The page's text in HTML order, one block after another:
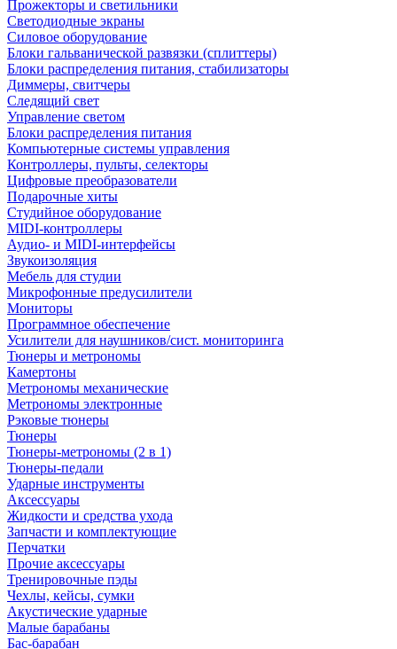
Прожекторы и светильники
Светодиодные экраны
Силовое оборудование
Блоки гальванической развязки (сплиттеры)
Блоки распределения питания, стабилизаторы
Диммеры, свитчеры
Следящий свет
Управление светом
Блоки распределения питания
Компьютерные системы управления
Контроллеры, пульты, селекторы
Цифровые преобразователи
Подарочные хиты
Студийное оборудование
MIDI-контроллеры
Аудио- и MIDI-интерфейсы
Звукоизоляция
Мебель для студии
Микрофонные предусилители
Мониторы
Программное обеспечение
Усилители для наушников/сист. мониторинга
Тюнеры и метрономы
Камертоны
Метрономы механические
Метрономы электронные
Рэковые тюнеры
Тюнеры
Тюнеры-метрономы (2 в 1)
Тюнеры-педали
Ударные инструменты
Аксессуары
Жидкости и средства ухода
Запчасти и комплектующие
Перчатки
Прочие аксессуары
Тренировочные пэды
Чехлы, кейсы, сумки
Акустические ударные
Mалые барабаны
Бас-барабан